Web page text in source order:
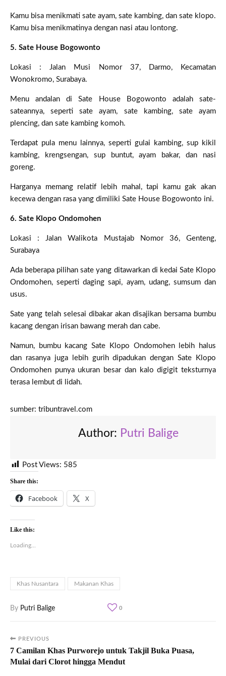
Kamu bisa menikmati sate ayam, sate kambing, dan sate klopo.
Kamu bisa menikmatinya dengan nasi atau lontong.
5. Sate House Bogowonto
Lokasi : Jalan Musi Nomor 37, Darmo, Kecamatan
Wonokromo, Surabaya.
Menu andalan di Sate House Bogowonto adalah sate-
sateannya, seperti sate ayam, sate kambing, sate ayam
plencing, dan sate kambing komoh.
Terdapat pula menu lainnya, seperti gulai kambing, sup kikil
kambing, krengsengan, sup buntut, ayam bakar, dan nasi
goreng.
Harganya memang relatif lebih mahal, tapi kamu gak akan
kecewa dengan rasa yang dimiliki Sate House Bogowonto ini.
6. Sate Klopo Ondomohen
Lokasi : Jalan Walikota Mustajab Nomor 36, Genteng,
Surabaya
Ada beberapa pilihan sate yang ditawarkan di kedai Sate Klopo
Ondomohen, seperti daging sapi, ayam, udang, sumsum dan
usus.
Sate yang telah selesai dibakar akan disajikan bersama bumbu
kacang dengan irisan bawang merah dan cabe.
Namun, bumbu kacang Sate Klopo Ondomohen lebih halus
dan rasanya juga lebih gurih dipadukan dengan Sate Klopo
Ondomohen punya ukuran besar dan kalo digigit teksturnya
terasa lembut di lidah.
sumber: tribuntravel.com
Author: Putri Balige
Post Views: 585
Share this:
Facebook X
Like this:
Loading...
Khas Nusantara Makanan Khas
By Putri Balige 0
PREVIOUS
7 Camilan Khas Purworejo untuk Takjil Buka Puasa,
Mulai dari Clorot hingga Mendut